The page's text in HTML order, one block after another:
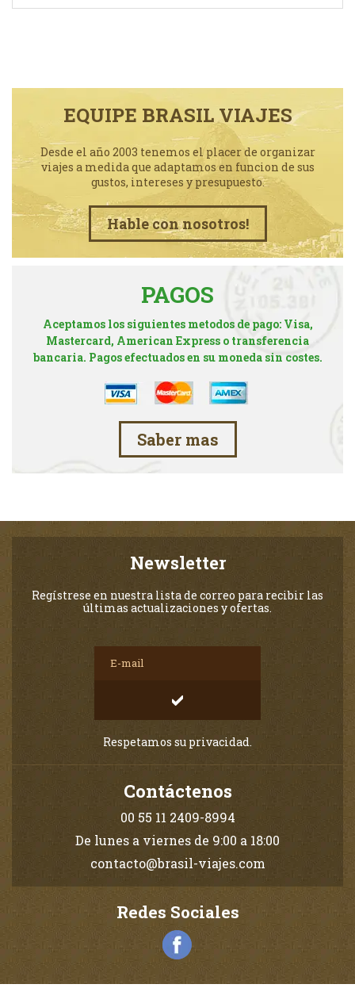
EQUIPE BRASIL VIAJES
Desde el año 2003 tenemos el placer de organizar
viajes a medida que adaptamos en funcion de sus
gustos, intereses y presupuesto.
Hable con nosotros!
PAGOS
Aceptamos los siguientes metodos de pago: Visa,
Mastercard, American Express o transferencia
bancaria. Pagos efectuados en su moneda sin costes.
Saber mas
Newsletter
Regístrese en nuestra lista de correo para recibir las
últimas actualizaciones y ofertas.
Respetamos su privacidad.
Contáctenos
00 55 11 2409-8994
De lunes a viernes de 9:00 a 18:00
contacto@brasil-viajes.com
Redes Sociales